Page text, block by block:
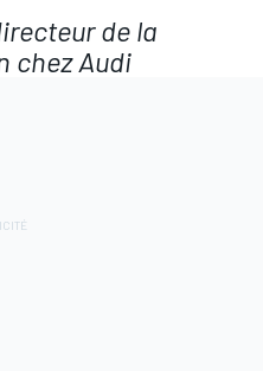
de la
chez Audi